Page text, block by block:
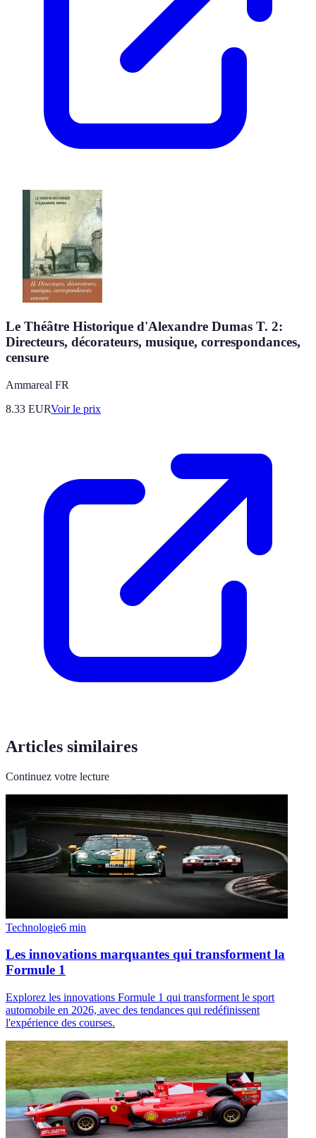
Le Théâtre Historique d'Alexandre Dumas T. 2:
Directeurs, décorateurs, musique, correspondances,
censure
Ammareal FR
8.33 EURVoir le prix
Articles similaires
Continuez votre lecture
Technologie6 min
Les innovations marquantes qui transforment la
Formule 1
Explorez les innovations Formule 1 qui transforment le sport
automobile en 2026, avec des tendances qui redéfinissent
l'expérience des courses.